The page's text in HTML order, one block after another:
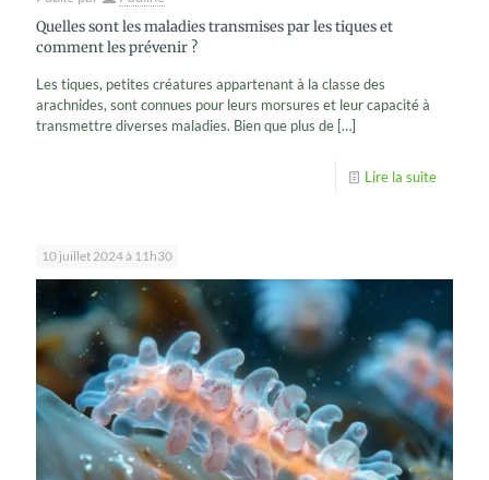
Quelles sont les maladies transmises par les tiques et
comment les prévenir ?
Les tiques, petites créatures appartenant à la classe des
arachnides, sont connues pour leurs morsures et leur capacité à
transmettre diverses maladies. Bien que plus de […]
Lire la suite
10 juillet 2024 à 11h30